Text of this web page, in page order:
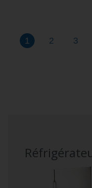
ListeRéfrigérateurs
1 présentement
2 3